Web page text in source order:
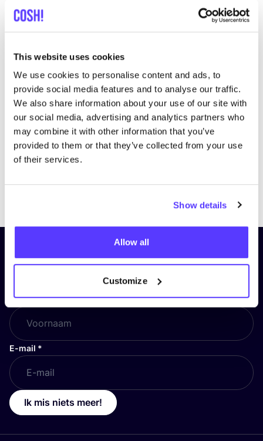
This website uses cookies
We use cookies to personalise content and ads, to
provide social media features and to analyse our traffic.
We also share information about your use of our site with
our social media, advertising and analytics partners who
may combine it with other information that you’ve
provided to them or that they’ve collected from your use
of their services.
Show details
Allow all
Customize
Previous
Next
Schrijf je in op onze nieuwsbrief
en blijf op de hoogte!
Voornaam*
E-mail *
Ik mis niets meer!